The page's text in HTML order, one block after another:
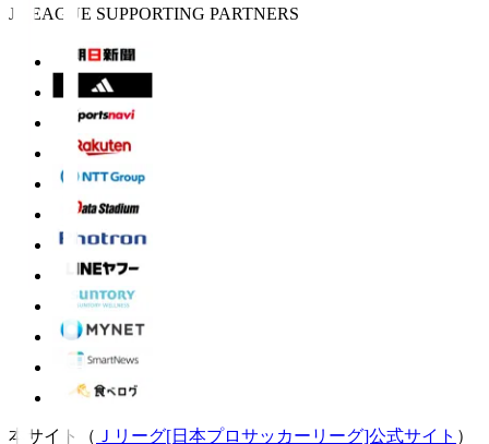
J.LEAGUE SUPPORTING PARTNERS
本サイト（ Ｊリーグ[日本プロサッカーリーグ]公式サイト ）